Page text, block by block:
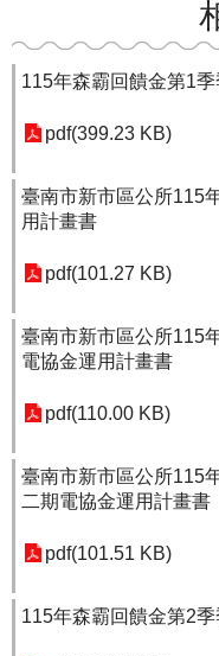
115年森霸回饋金第1季
pdf(399.23 KB)
臺南市新市區公所115
用計畫書
pdf(101.27 KB)
臺南市新市區公所115
電協金運用計畫書
pdf(110.00 KB)
臺南市新市區公所115
二期電協金運用計畫書
pdf(101.51 KB)
115年森霸回饋金第2季